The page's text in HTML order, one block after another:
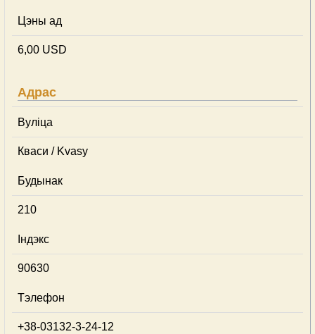
Цэны ад
6,00 USD
Адрас
Вуліца
Кваси / Kvasy
Будынак
210
Індэкс
90630
Тэлефон
+38-03132-3-24-12